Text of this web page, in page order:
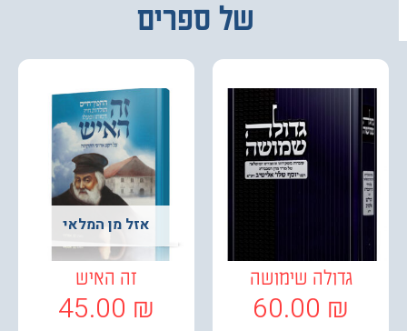
של ספרים
גדולה שימושה
60.00
אזל מן המלאי
זה האיש
45.00